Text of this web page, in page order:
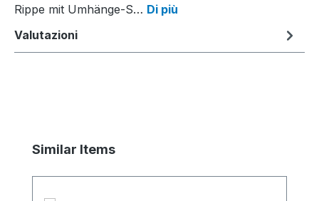
Rippe mit Umhänge-S… Di più
Valutazioni
Salta la galleria dei prodotti
Similar Items